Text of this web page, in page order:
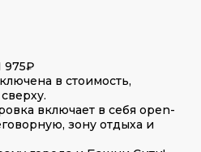
975₽
в стоимость,
включает в себя open-
зону отдыха и